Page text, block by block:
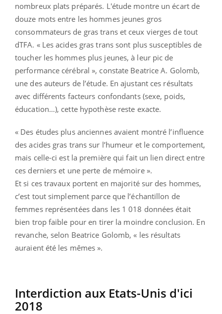
nombreux plats préparés. L'étude montre un écart de
douze mots entre les hommes jeunes gros
consommateurs de gras trans et ceux vierges de tout
dTFA. « Les acides gras trans sont plus susceptibles de
toucher les hommes plus jeunes, à leur pic de
performance cérébral », constate Beatrice A. Golomb,
une des auteurs de l’étude. En ajustant ces résultats
avec différents facteurs confondants (sexe, poids,
éducation…), cette hypothèse reste exacte.
« Des études plus anciennes avaient montré l’influence
des acides gras trans sur l’humeur et le comportement,
mais celle-ci est la première qui fait un lien direct entre
ces derniers et une perte de mémoire ».
Et si ces travaux portent en majorité sur des hommes,
c’est tout simplement parce que l’échantillon de
femmes représentées dans les 1 018 données était
bien trop faible pour en tirer la moindre conclusion. En
revanche, selon Beatrice Golomb, « les résultats
auraient été les mêmes ».
Interdiction aux Etats-Unis d'ici
2018